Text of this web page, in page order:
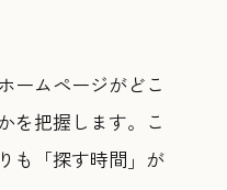
ームページがどこ
を把握します。こ
も「探す時間」が